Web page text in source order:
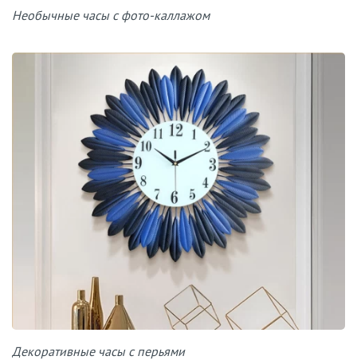
Необычные часы с фото-каллажом
Декоративные часы с перьями